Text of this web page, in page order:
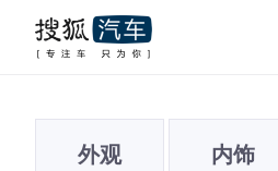
外观 内饰